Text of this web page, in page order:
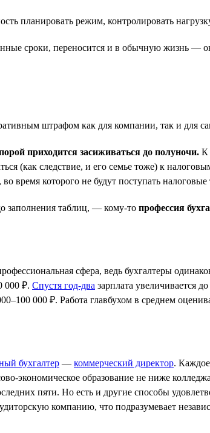
планировать режим, контролировать
сроки, переносится и в обычную жизнь —
штрафом как для компании, так и для
приходится засиживаться до полуночи. К
(как следствие, и его семье тоже) к
, во время которого не будут поступать налоговые
заполнения таблиц, — кому-то профессия
сфера, ведь бухгалтеры
000 ₽. Спустя год-два зарплата увеличивается
000 ₽. Работа главбухом в среднем
бухгалтер — коммерческий директор.
экономическое образование не ниже
пяти. Но есть и другие способы
компанию, что подразумевает